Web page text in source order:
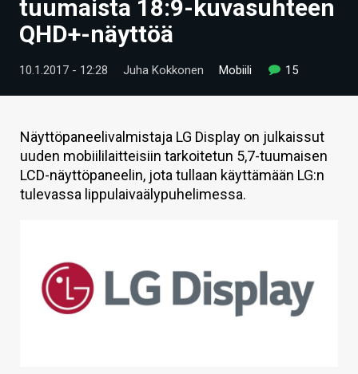
VIDEOT
TECHBBS
HINTA.FI
KAUPPA
VAIHDA TEEMA
HAKU
tuumaista 18:9-kuvasuhteen
QHD+-näyttöä
10.1.2017 - 12:28 Juha Kokkonen Mobiili 15
Näyttöpaneelivalmistaja LG Display on julkaissut
uuden mobiililaitteisiin tarkoitetun 5,7-tuumaisen
LCD-näyttöpaneelin, jota tullaan käyttämään LG:n
tulevassa lippulaivaälypuhelimessa.